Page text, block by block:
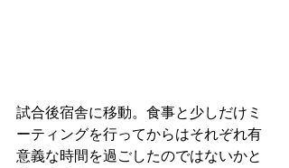
試合後宿舎に移動。食事と少しだけミ
ーティングを行ってからはそれぞれ有
意義な時間を過ごしたのではないかと